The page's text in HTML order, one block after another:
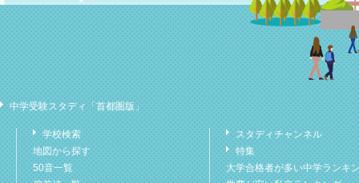
中学受験スタディ「首都圏版」
学校検索
地図から探す
50音一覧
スタディチャンネル
特集
大学合格者が多い中学ランキ